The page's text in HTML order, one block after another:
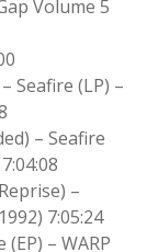
Volume 5
Seafire (LP) –
– Seafire
–
7:05:24
– WARP